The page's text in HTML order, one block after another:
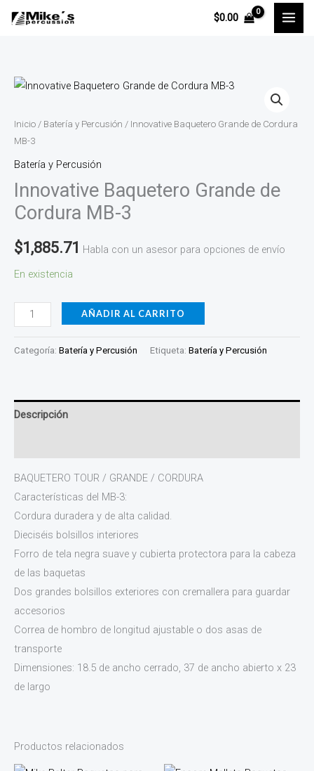
$0.00
Inicio / Batería y Percusión / Innovative Baquetero Grande de Cordura
MB-3
Batería y Percusión
Innovative Baquetero Grande de
Cordura MB-3
$1,885.71 Habla con un asesor para opciones de envío
En existencia
Innovative
Grande
de
Cordura
MB-
3
cantidad
AÑADIR AL CARRITO
Categoría: Batería y Percusión Etiqueta: Batería y Percusión
Descripción
BAQUETERO TOUR / GRANDE / CORDURA
Características del MB-3:
Cordura duradera y de alta calidad.
Dieciséis bolsillos interiores
Forro de tela negra suave y cubierta protectora para la cabeza
de las baquetas
Dos grandes bolsillos exteriores con cremallera para guardar
accesorios
Correa de hombro de longitud ajustable o dos asas de
transporte
Dimensiones: 18.5 de ancho cerrado, 37 de ancho abierto x 23
de largo
Productos relacionados